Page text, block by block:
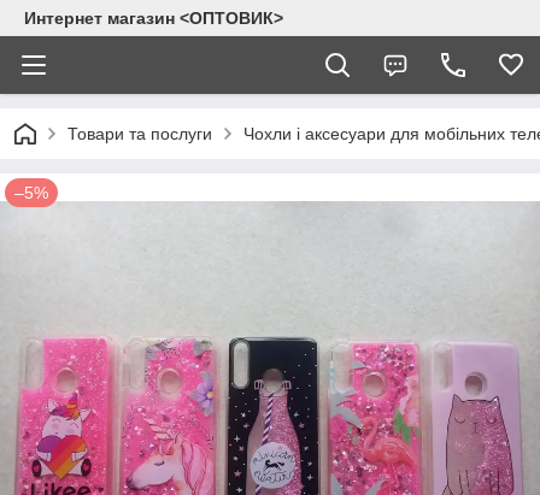
Интернет магазин <ОПТОВИК>
Товари та послуги Чохли і аксесуари для мобільних
–5%